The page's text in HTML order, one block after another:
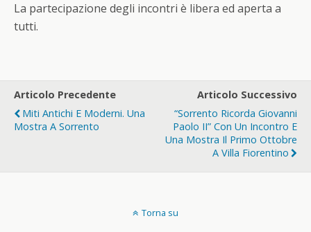
La partecipazione degli incontri è libera ed aperta a
tutti.
Articolo Precedente
Miti Antichi E Moderni. Una
Mostra A Sorrento
Articolo Successivo
“Sorrento Ricorda Giovanni
Paolo II” Con Un Incontro E
Una Mostra Il Primo Ottobre
A Villa Fiorentino
Torna su